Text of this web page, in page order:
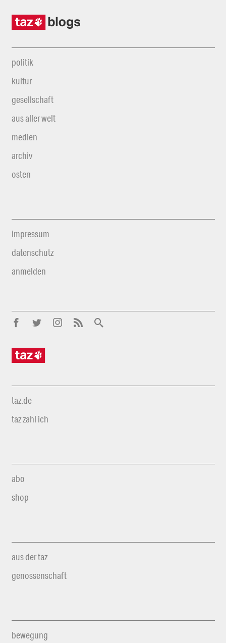
politik
kultur
gesellschaft
aus aller welt
medien
archiv
osten
impressum
datenschutz
anmelden
taz.de
taz zahl ich
abo
shop
aus der taz
genossenschaft
bewegung